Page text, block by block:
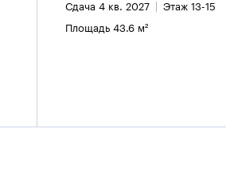
Сдача 4 кв. 2027 Этаж 13-15
Площадь 43.6 м²